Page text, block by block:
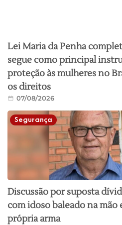
Lei Maria da Penha
segue como principal
proteção às mulheres no
os direitos
07/08/2026
Segurança
Discussão por suposta
com idoso baleado na mão
própria arma